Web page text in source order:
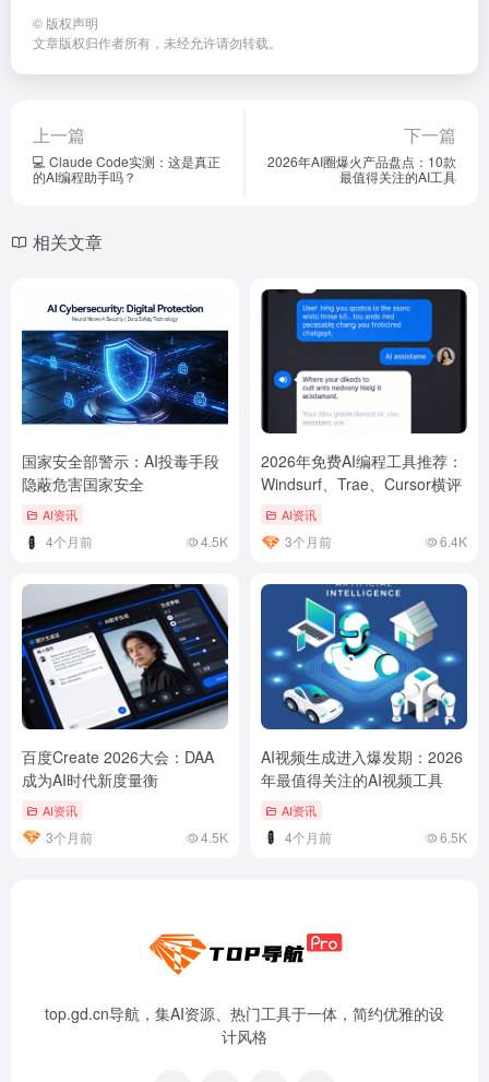
© 版权声明
文章版权归作者所有，未经允许请勿转载。
上一篇
💻 Claude Code实测：这是真正
的AI编程助手吗？
下一篇
2026年AI圈爆火产品盘点：10款
最值得关注的AI工具
相关文章
国家安全部警示：AI投毒手段
隐蔽危害国家安全
AI资讯
4个月前 4.5K
2026年免费AI编程工具推荐：
Windsurf、Trae、Cursor横评
AI资讯
3个月前 6.4K
百度Create 2026大会：DAA
成为AI时代新度量衡
AI资讯
3个月前 4.5K
AI视频生成进入爆发期：2026
年最值得关注的AI视频工具
AI资讯
4个月前 6.5K
top.gd.cn导航，集AI资源、热门工具于一体，简约优雅的设
计风格